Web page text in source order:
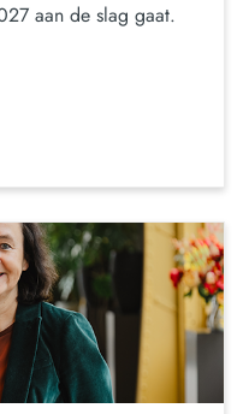
aan de slag gaat.